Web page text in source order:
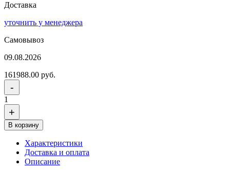
Доставка
уточнить у менеджера
Самовывоз
09.08.2026
161988.00 руб.
-
1
+
В корзину
Характеристики
Доставка и оплата
Описание